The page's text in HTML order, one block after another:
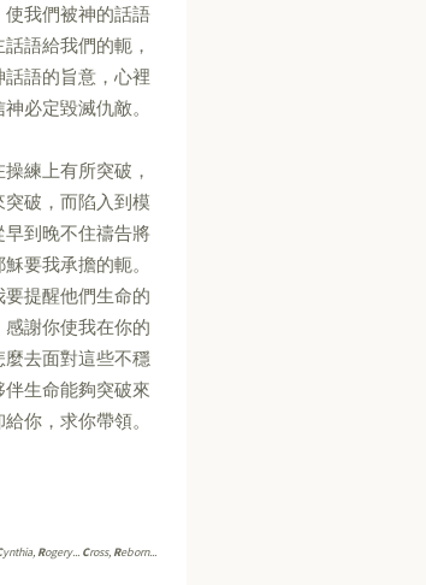
我們被神的話語
語給我們的軛，
語的旨意，心裡
必定毀滅仇敵。
練上有所突破，
破，而陷入到模
到晚不住禱告將
要我承擔的軛。
提醒他們生命的
謝你使我在你的
去面對這些不穩
生命能夠突破來
你，求你帶領。
ynthia, Rogery... Cross, Reborn...